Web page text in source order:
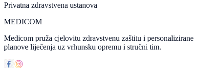
Privatna zdravstvena ustanova
MEDICOM
Medicom pruža cjelovitu zdravstvenu zaštitu i personalizirane
planove liječenja uz vrhunsku opremu i stručni tim.